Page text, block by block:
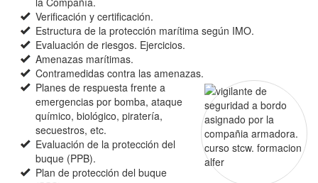
Verificación y certificación.
Estructura de la protección marítima según IMO.
Evaluación de riesgos. Ejercicios.
Amenazas marítimas.
Contramedidas contra las amenazas.
Planes de respuesta frente a
emergencias por bomba, ataque
químico, biológico, piratería,
secuestros, etc.
Evaluación de la protección del
buque (PPB).
Plan de protección del buque